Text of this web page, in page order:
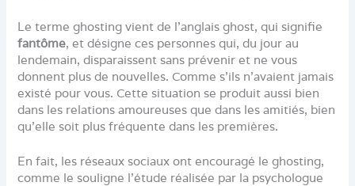
Le terme ghosting vient de l’anglais ghost, qui signifie
fantôme, et désigne ces personnes qui, du jour au
lendemain, disparaissent sans prévenir et ne vous
donnent plus de nouvelles. Comme s’ils n’avaient jamais
existé pour vous. Cette situation se produit aussi bien
dans les relations amoureuses que dans les amitiés, bien
qu’elle soit plus fréquente dans les premières.
En fait, les réseaux sociaux ont encouragé le ghosting,
comme le souligne l’étude réalisée par la psychologue